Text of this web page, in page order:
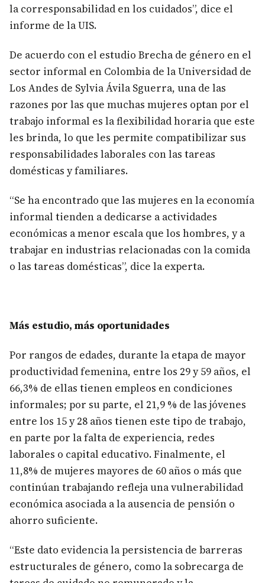
la corresponsabilidad en los cuidados”, dice el
informe de la UIS.
De acuerdo con el estudio Brecha de género en el
sector informal en Colombia de la Universidad de
Los Andes de Sylvia Ávila Sguerra, una de las
razones por las que muchas mujeres optan por el
trabajo informal es la flexibilidad horaria que este
les brinda, lo que les permite compatibilizar sus
responsabilidades laborales con las tareas
domésticas y familiares.
“Se ha encontrado que las mujeres en la economía
informal tienden a dedicarse a actividades
económicas a menor escala que los hombres, y a
trabajar en industrias relacionadas con la comida
o las tareas domésticas”, dice la experta.
Más estudio, más oportunidades
Por rangos de edades, durante la etapa de mayor
productividad femenina, entre los 29 y 59 años, el
66,3% de ellas tienen empleos en condiciones
informales; por su parte, el 21,9 % de las jóvenes
entre los 15 y 28 años tienen este tipo de trabajo,
en parte por la falta de experiencia, redes
laborales o capital educativo. Finalmente, el
11,8% de mujeres mayores de 60 años o más que
continúan trabajando refleja una vulnerabilidad
económica asociada a la ausencia de pensión o
ahorro suficiente.
“Este dato evidencia la persistencia de barreras
estructurales de género, como la sobrecarga de